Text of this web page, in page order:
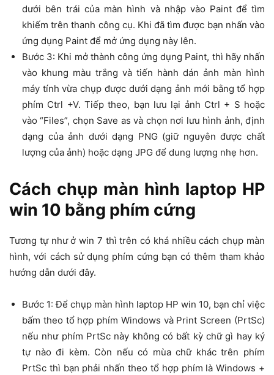
dưới bên trái của màn hình và nhập vào Paint để tìm
khiếm trên thanh công cụ. Khi đã tìm được bạn nhấn vào
ứng dụng Paint để mở ứng dụng này lên.
Bước 3: Khi mở thành công ứng dụng Paint, thì hãy nhấn
vào khung màu trắng và tiến hành dán ảnh màn hình
máy tính vừa chụp được dưới dạng ảnh mới bằng tổ hợp
phím Ctrl +V. Tiếp theo, bạn lưu lại ảnh Ctrl + S hoặc
vào “Files”, chọn Save as và chọn nơi lưu hình ảnh, định
dạng của ảnh dưới dạng PNG (giữ nguyên được chất
lượng của ảnh) hoặc dạng JPG để dung lượng nhẹ hơn.
Cách chụp màn hình laptop HP
win 10 bằng phím cứng
Tương tự như ở win 7 thì trên có khá nhiều cách chụp màn
hình, với cách sử dụng phím cứng bạn có thêm tham khảo
hướng dẫn dưới đây.
Bước 1: Để chụp màn hình laptop HP win 10, bạn chỉ việc
bấm theo tổ hợp phím Windows và Print Screen (PrtSc)
nếu như phím PrtSc này không có bất kỳ chữ gì hay ký
tự nào đi kèm. Còn nếu có mùa chữ khác trên phím
PrtSc thì bạn phải nhấn theo tổ hợp phím là Windows +